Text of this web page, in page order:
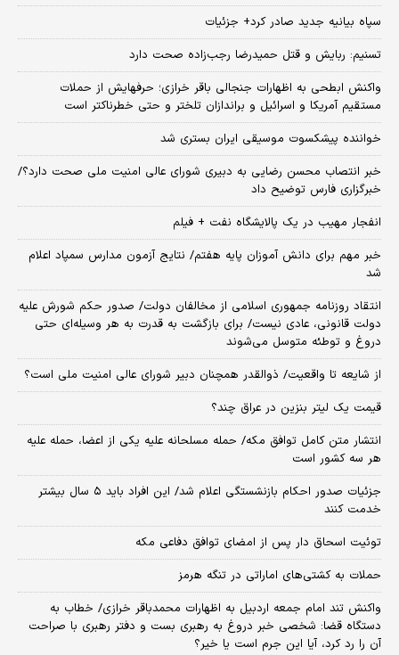
سپاه بیانیه جدید صادر کرد+ جزئیات
تسنیم: ربایش و قتل حمیدرضا رجب‌زاده صحت دارد
واکنش ابطحی به اظهارات جنجالی باقر خرازی؛ حرفهایش از حملات
مستقیم آمریکا و اسرائیل و براندازان تلختر و حتی خطرناکتر است
خواننده پیشکسوت موسیقی ایران بستری شد
خبر انتصاب محسن رضایی به دبیری شورای عالی امنیت ملی صحت دارد؟/
خبرگزاری فارس توضیح داد
انفجار مهیب در یک پالایشگاه نفت + فیلم
خبر مهم برای دانش آموزان پایه هفتم/ نتایج آزمون مدارس سمپاد اعلام
شد
انتقاد روزنامه جمهوری اسلامی از مخالفان دولت/ صدور حکم شورش علیه
دولت قانونی، عادی نیست/ برای بازگشت به قدرت به هر وسیله‌ای حتی
دروغ و توطئه متوسل می‌شوند
از شایعه تا واقعیت/ ذوالقدر همچنان دبیر شورای ‌عالی امنیت ملی است؟
قیمت یک لیتر بنزین در عراق چند؟
انتشار متن کامل توافق مکه/ حمله مسلحانه علیه یکی از اعضا، حمله علیه
هر سه کشور است
جزئیات صدور احکام بازنشستگی اعلام شد/ این افراد باید ۵ سال بیشتر
خدمت کنند
توئیت اسحاق دار پس از امضای توافق دفاعی مکه
حملات به کشتی‌های اماراتی در تنگه هرمز
واکنش تند امام جمعه اردبیل به اظهارات محمدباقر خرازی/ خطاب به
دستگاه قضا: شخصی خبر دروغ به رهبری بست و دفتر رهبری با صراحت
آن را رد کرد، آیا این جرم است یا خیر؟